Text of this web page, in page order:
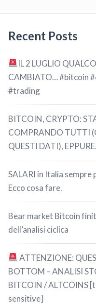
Recent Posts
IL 2 LUGLIO
CAMBIATO… #bitcoin
#trading
BITCOIN, CRYPTO:
COMPRANDO TUTTI
QUESTI DATI),
SALARI in Italia sempre
Ecco cosa fare.
Bear market Bitcoin
dell’analisi ciclica
ATTENZIONE:
BOTTOM – ANALISI
BITCOIN / ALTCOINS
sensitive]